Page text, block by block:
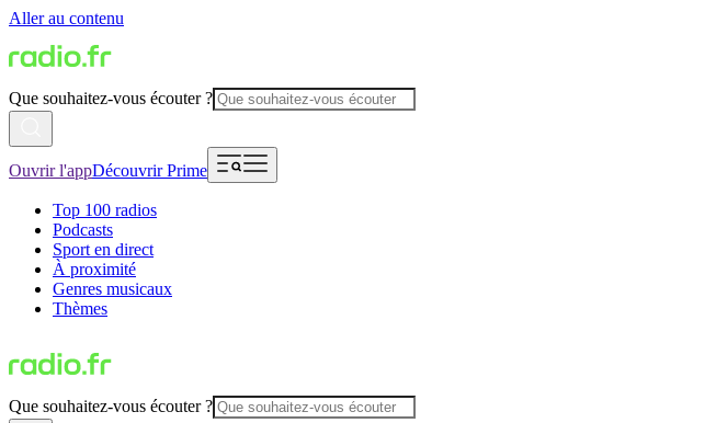
Aller au contenu
Que souhaitez-vous écouter ?
Ouvrir l'appDécouvrir Prime
Top 100 radios
Podcasts
Sport en direct
À proximité
Genres musicaux
Thèmes
Que souhaitez-vous écouter ?